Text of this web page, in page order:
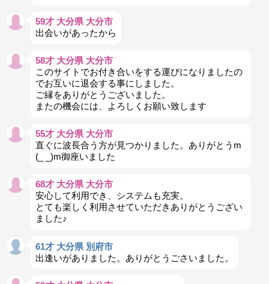
59才 大分県 大分市
出会いがあったから
58才 大分県 大分市
このサイトでお付き合いをする運びになりましたの
でお互いに退会する事にしました。
ご縁をありがとうございました。
またの機会には、よろしくお願い致します
55才 大分県 大分市
直ぐに波長合う方が見つかりました。ありがとうm
(_ _)m御座いました
68才 大分県 大分市
安心して利用でき、システムも充実。
とても楽しく利用させていただきありがとうござい
ました♪
61才 大分県 別府市
出逢いがありました。ありがとうごさいました。